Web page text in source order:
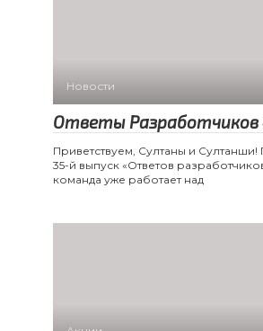
Новости
Ответы Разработчиков
Приветствуем, Султаны и Султанши!
35-й выпуск «Ответов
команда уже работает над